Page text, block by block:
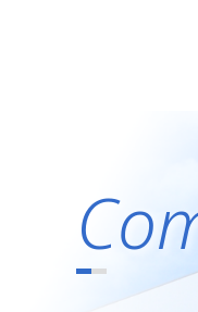
2026年
2026年
2026年
2026年
2026年